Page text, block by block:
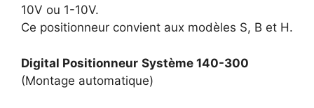
10V ou 1-10V.
Ce positionneur convient aux modèles S, B et H.
Digital Positionneur Système 140-300
(Montage automatique)